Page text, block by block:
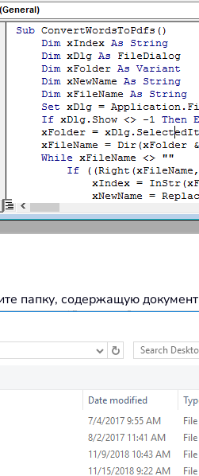
:
:=True,
папку, содержащую